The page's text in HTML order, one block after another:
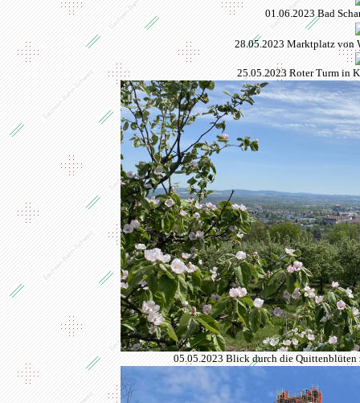
01.06.2023 Bad
28.05.2023 Marktplatz von
25.05.2023 Roter Turm in
05.05.2023 Blick durch die Quittenblüten